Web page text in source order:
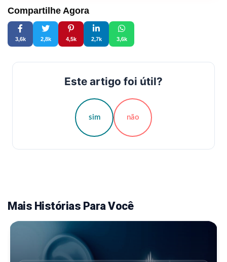
Compartilhe Agora
3,6k 2,8k 4,5k 2,7k 3,6k
Este artigo foi útil?
sim não
Mais Histórias Para Você